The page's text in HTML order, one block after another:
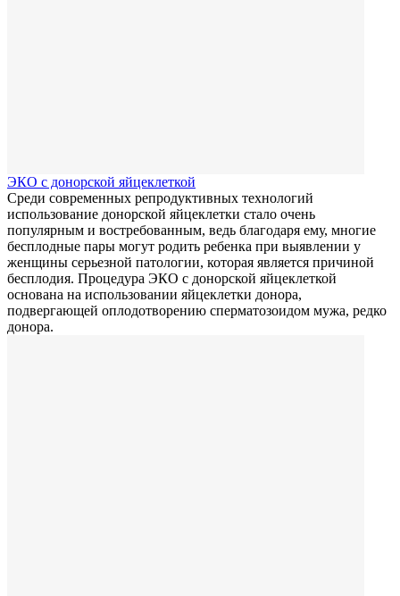
ЭКО с донорской яйцеклеткой
Среди современных репродуктивных технологий
использование донорской яйцеклетки стало очень
популярным и востребованным, ведь благодаря ему, многие
бесплодные пары могут родить ребенка при выявлении у
женщины серьезной патологии, которая является причиной
бесплодия. Процедура ЭКО с донорской яйцеклеткой
основана на использовании яйцеклетки донора,
подвергающей оплодотворению сперматозоидом мужа, редко
донора.